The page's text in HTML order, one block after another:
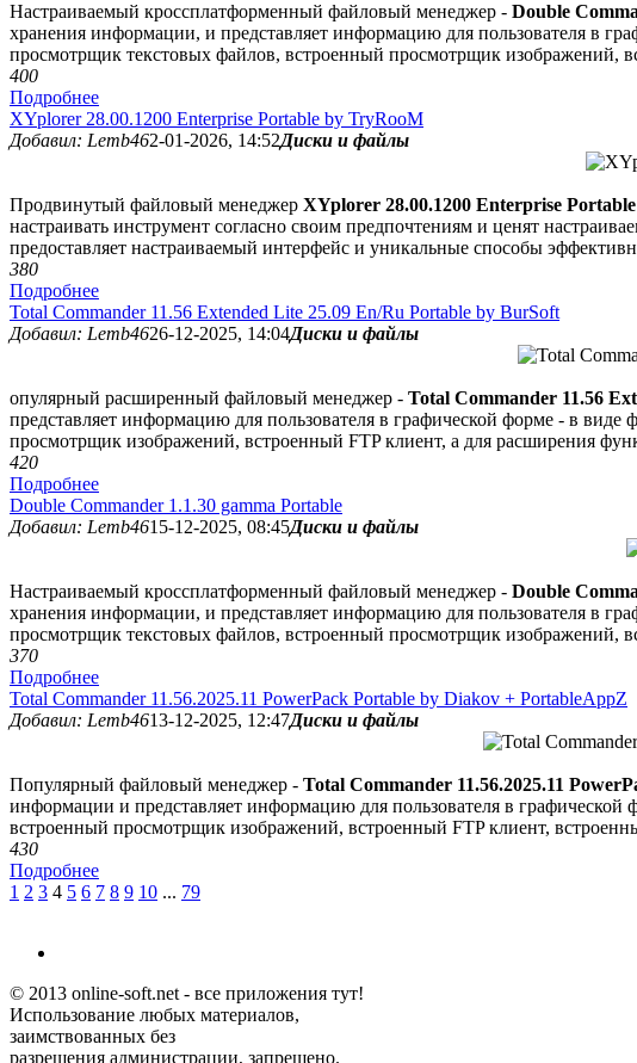
Настраиваемый кроссплатформенный файловый менеджер - Double
хранения информации, и представляет информацию для пользователя в
просмотрщик текстовых файлов, встроенный просмотрщик изображений,
400
Подробнее
XYplorer 28.00.1200 Enterprise Portable by TryRooM
Добавил: Lemb462-01-2026, 14:52Диски и файлы
Продвинутый файловый менеджер XYplorer 28.00.1200 Enterprise Portable
настраивать инструмент согласно своим предпочтениям и ценят
предоставляет настраиваемый интерфейс и уникальные способы
380
Подробнее
Total Commander 11.56 Extended Lite 25.09 En/Ru Portable by BurSoft
Добавил: Lemb4626-12-2025, 14:04Диски и файлы
опулярный расширенный файловый менеджер - Total Commander 11.56
представляет информацию для пользователя в графической форме - в
просмотрщик изображений, встроенный FTP клиент, а для расширения
420
Подробнее
Double Commander 1.1.30 gamma Portable
Добавил: Lemb4615-12-2025, 08:45Диски и файлы
Настраиваемый кроссплатформенный файловый менеджер - Double
хранения информации, и представляет информацию для пользователя в
просмотрщик текстовых файлов, встроенный просмотрщик изображений,
370
Подробнее
Total Commander 11.56.2025.11 PowerPack Portable by Diakov + PortableAppZ
Добавил: Lemb4613-12-2025, 12:47Диски и файлы
Популярный файловый менеджер - Total Commander 11.56.2025.11
информации и представляет информацию для пользователя в
встроенный просмотрщик изображений, встроенный FTP клиент,
430
Подробнее
1 2 3 4 5 6 7 8 9 10 ... 79
© 2013 online-soft.net - все приложения тут!
Использование любых материалов,
заимствованных без
разрешения администрации, запрещено.